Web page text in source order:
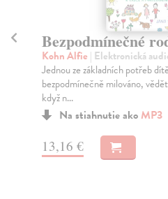
5 principů
Pressman Aliza| Elektronická
„Upřímně netuším, co bych si
mi jistotu, že všichni můžeme
Na stiahnutie ako